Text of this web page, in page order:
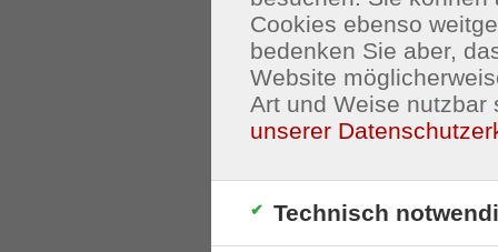
Cookies ebenso
bedenken Sie aber,
Website
Art und Weise nutzbar
unserer
Technisch